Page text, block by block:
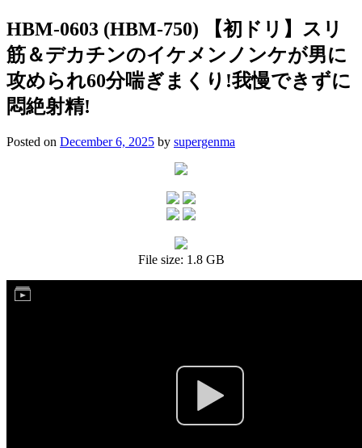
HBM-0603 (HBM-750) 【初ドリ】スリ
筋＆デカチンのイケメンノンケが男に
攻められ60分喘ぎまくり!我慢できずに
悶絶射精!
Posted on December 6, 2025 by supergenma
File size: 1.8 GB